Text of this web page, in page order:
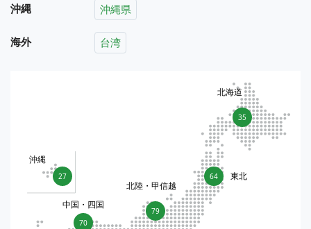
沖縄 沖縄県
海外 台湾
35
北海道
64 東北
79
北陸・甲信越
70
中国・四国
27
沖縄